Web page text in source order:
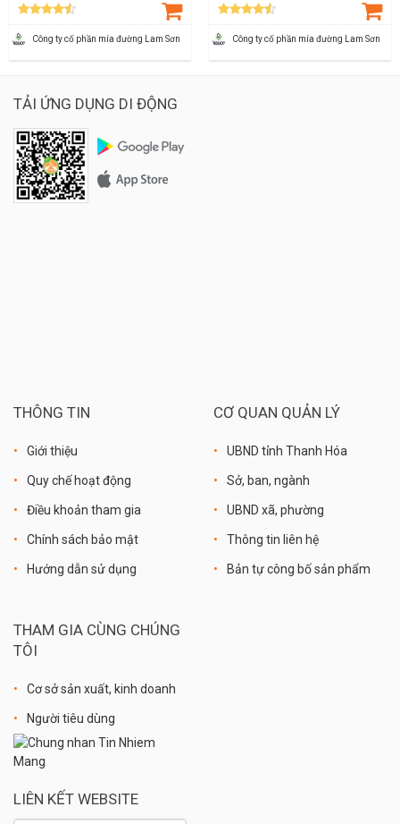
Công ty cố phần mía đường Lam Sơn Công ty cố phần mía đường Lam Sơn
TẢI ỨNG DỤNG DI ĐỘNG
THÔNG TIN
Giới thiệu
Quy chế hoạt động
Điều khoản tham gia
Chính sách bảo mật
Hướng dẫn sử dụng
CƠ QUAN QUẢN LÝ
UBND tỉnh Thanh Hóa
Sở, ban, ngành
UBND xã, phường
Thông tin liên hệ
Bản tự công bố sản phẩm
THAM GIA CÙNG CHÚNG
TÔI
Cơ sở sản xuất, kinh doanh
Người tiêu dùng
LIÊN KẾT WEBSITE